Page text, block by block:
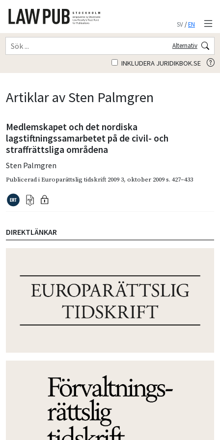
SV/EN
Alternativ
INKLUDERA JURIDIKBOK.SE
Artiklar av Sten Palmgren
Medlemskapet och det nordiska
lagstiftningssamarbetet på de civil- och
straffrättsliga områdena
Sten Palmgren
Publicerad iEuroparättslig tidskrift 2009 3, oktober 2009s. 427–433
DIREKTLÄNKAR